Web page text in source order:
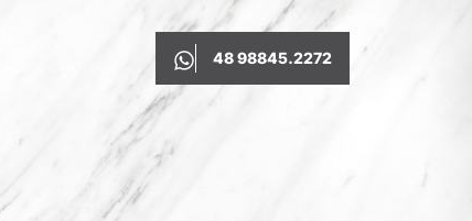
48 98845.2272